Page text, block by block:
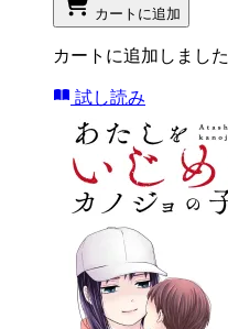
カートに追加
カートに追加しました
試し読み